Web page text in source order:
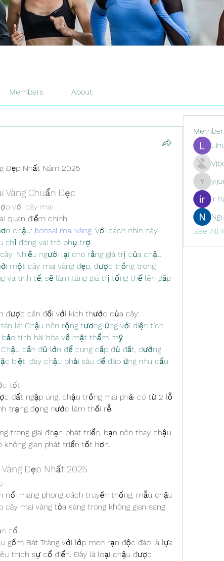
Members About
Đẹp Nhất Năm 2025
Vàng Chuẩn Đẹp
với cây mai
quan điểm chính:
chậu: bonsai mai vàng. Với cách nhìn này,
chỉ đóng vai trò phụ trợ.
Nhiều người lại cho rằng giá trị của chậu
một cây mai vàng đẹp, được trồng trong
và tinh tế, sẽ làm tăng giá trị tổng thể lên gấp
được cân đối với kích thước của cây:
lá: Chậu nên rộng tương ứng với diện tích
tính hài hòa về mặt thẩm mỹ.
cần đủ lớn để cung cấp đủ đất, dưỡng
biệt, đáy chậu phải sâu để đáp ứng nhu cầu
tốt
đất ngập úng, chậu trồng mai phải có từ 2 lỗ
trạng đọng nước làm thối rễ.
trong giai đoạn phát triển, bạn nên thay chậu
gian phát triển tốt hơn.
Vàng Đẹp Nhất 2025
nổi mang phong cách truyền thống, mẫu chậu
cây mai vàng tỏa sáng trong không gian sang
cổ
gốm Bát Tràng với lớp men rạn độc đáo là lựa
thích sự cổ điển. Đây là loại chậu được
yijodor161
ir
See All